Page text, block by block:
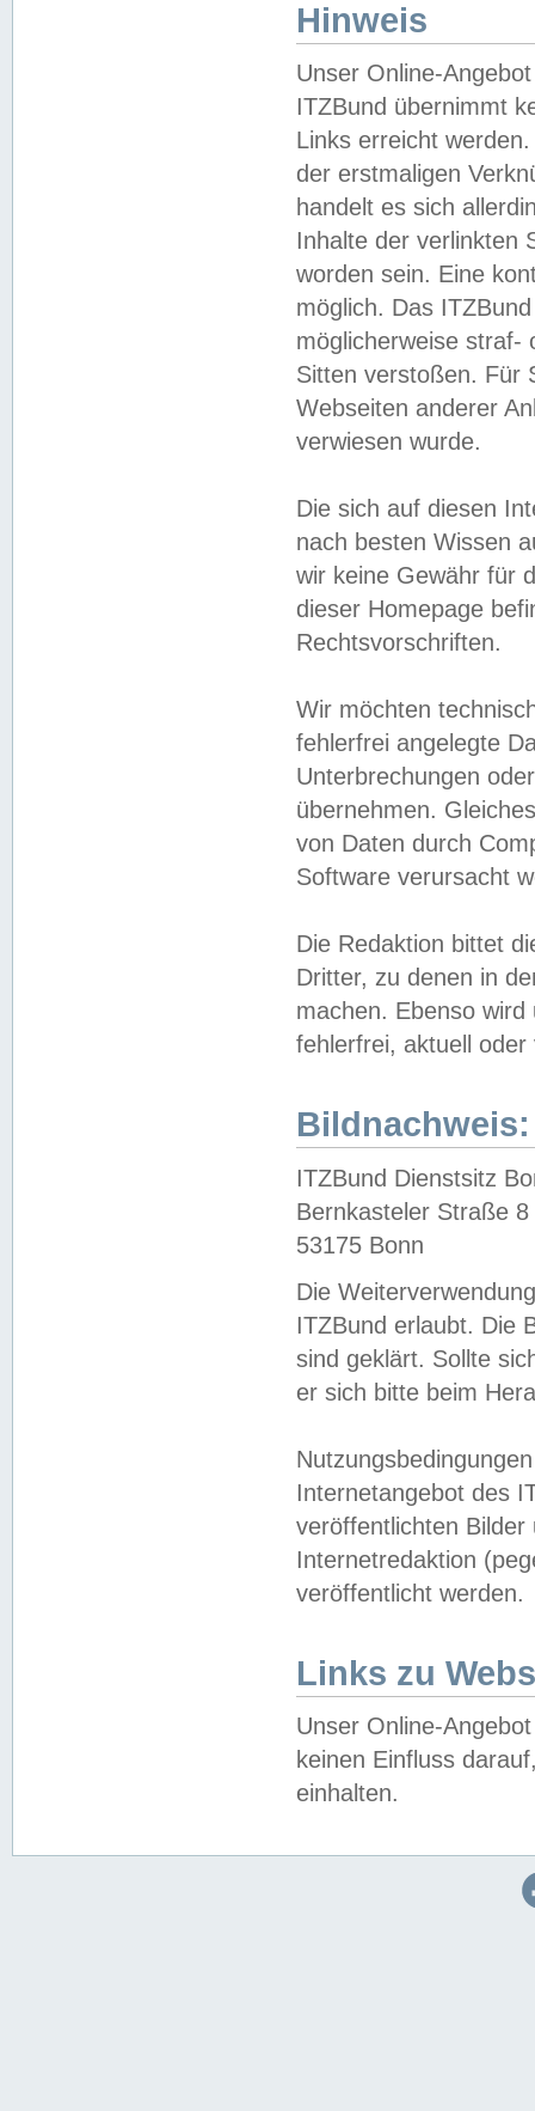
Hinweis
Unser Online-
ITZBund übernimmt
Links erreicht
der erstmaligen
handelt es sich
Inhalte der verlinkten
worden sein. Eine
möglich. Das
möglicherweise straf-
Sitten verstoßen. Für
Webseiten anderer
verwiesen wurde.
Die sich auf diesen
nach besten Wissen
wir keine Gewähr für
dieser Homepage
Rechtsvorschriften.
Wir möchten
fehlerfrei angelegte
Unterbrechungen
übernehmen.
von Daten durch
Software verursacht
Die Redaktion bittet
Dritter, zu denen in
machen. Ebenso
fehlerfrei, aktuell oder
Bildnachweis:
ITZBund Dienstsitz
Bernkasteler Straße 8
53175 Bonn
Die
ITZBund erlaubt. Die
sind geklärt. Sollte
er sich bitte beim
Internetangebot des
veröffentlichten
Internetredaktion
veröffentlicht werden.
Links zu
Unser Online-
keinen Einfluss
einhalten.